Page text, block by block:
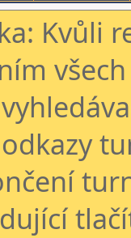
Kvůli